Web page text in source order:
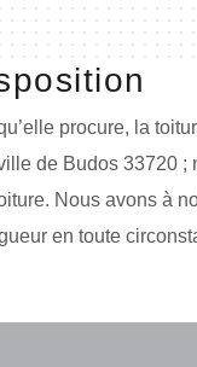
procure, la
de Budos 33720 ;
Nous avons à
en toute